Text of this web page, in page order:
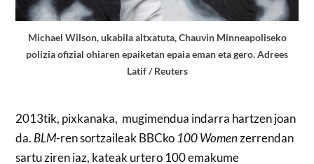
Michael Wilson, ukabila altxatuta, Chauvin Minneapoliseko
polizia ofizial ohiaren epaiketan epaia eman eta gero. Adrees
Latif / Reuters
2013tik, pixkanaka, mugimendua indarra hartzen joan
da.BLM-ren sortzaileak BBCko 100 Womenzerrendan
sartu ziren iaz, kateak urtero 100 emakume